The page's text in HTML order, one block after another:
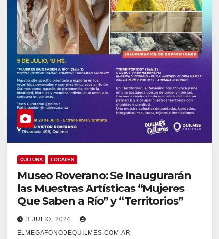
CULTURA LOCALES
Museo Roverano: Se Inaugurarán
las Muestras Artísticas “Mujeres
Que Saben a Río” y “Territorios”
3 JULIO, 2024
ELMEGAFONODEQUILMES.COM.AR